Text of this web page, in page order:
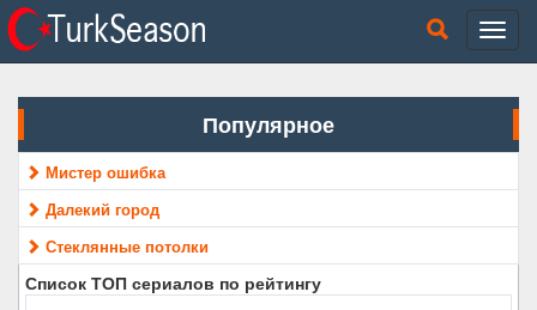
Популярное
Мистер ошибка
Далекий город
Стеклянные потолки
Список ТОП сериалов по рейтингу